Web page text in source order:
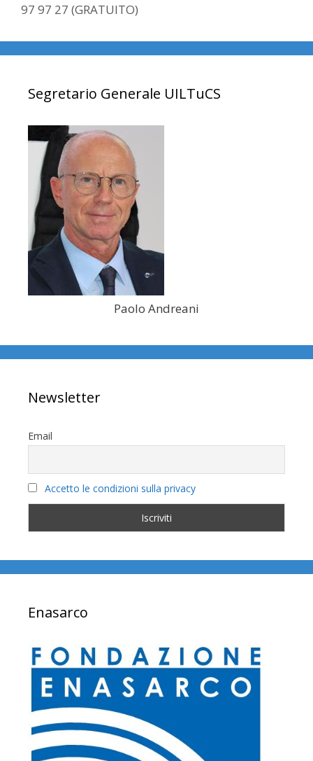
97 97 27 (GRATUITO)
Segretario Generale UILTuCS
Paolo Andreani
Newsletter
Email
Accetto le condizioni sulla privacy
Enasarco